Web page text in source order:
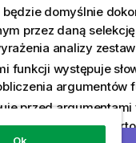
domyślnie
przez daną
analizy
funkcji występuje
argumentów
przed
możliwych